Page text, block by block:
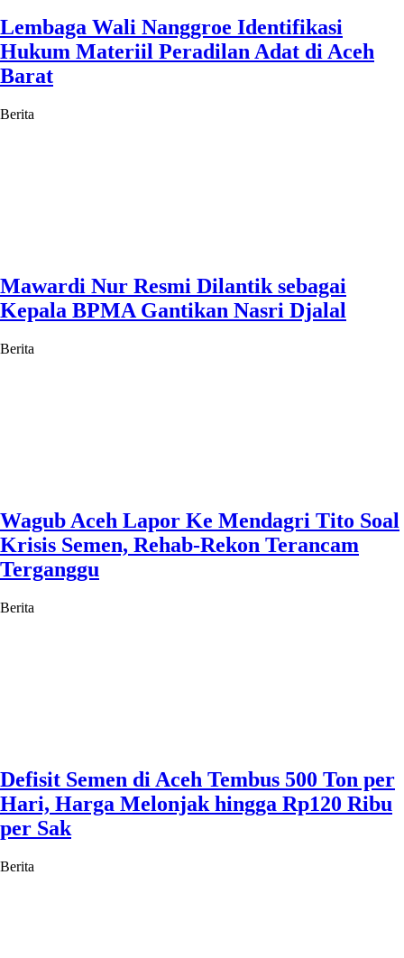
Lembaga Wali Nanggroe Identifikasi
Hukum Materiil Peradilan Adat di Aceh
Barat
Berita
Mawardi Nur Resmi Dilantik sebagai
Kepala BPMA Gantikan Nasri Djalal
Berita
Wagub Aceh Lapor Ke Mendagri Tito Soal
Krisis Semen, Rehab-Rekon Terancam
Terganggu
Berita
Defisit Semen di Aceh Tembus 500 Ton per
Hari, Harga Melonjak hingga Rp120 Ribu
per Sak
Berita